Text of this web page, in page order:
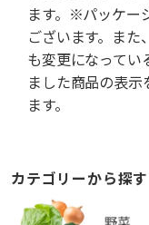
ます。※パッケー
ございます。また
も変更になってい
ました商品の表
ます。
カテゴリーから探す